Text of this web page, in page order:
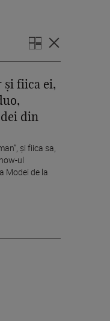
și fiica ei,
din
și fiica sa,
ul
Modei de la